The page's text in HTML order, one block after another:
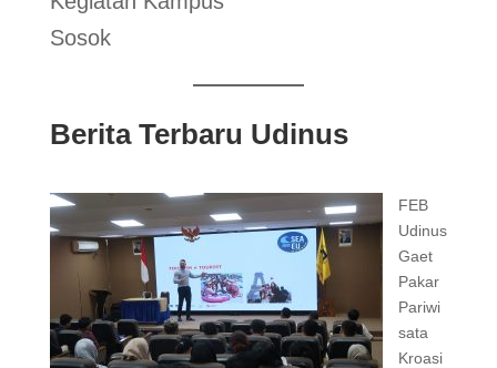
Sosok
Berita Terbaru Udinus
FEB
Udinus
Gaet
Pakar
Pariwi
sata
Kroasi